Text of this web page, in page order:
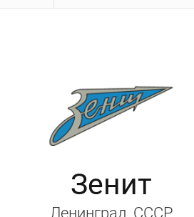
Зенит
Ленинград, СССР